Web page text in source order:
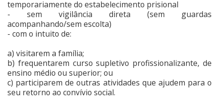
temporariamente do estabelecimento prisional
- sem vigilância direta (sem guardas
acompanhando/sem escolta)
- com o intuito de:
a) visitarem a família;
b) frequentarem curso supletivo profissionalizante, de
ensino médio ou superior; ou
c) participarem de outras atividades que ajudem para o
seu retorno ao convívio social.